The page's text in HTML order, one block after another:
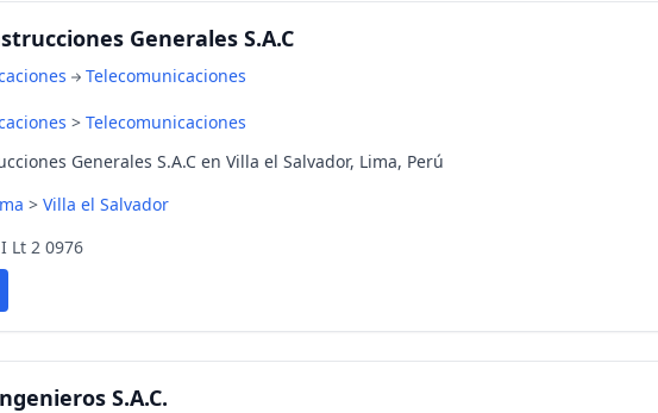
Generales S.A.C
Telecomunicaciones
> Telecomunicaciones
Generales S.A.C en Villa el Salvador, Lima, Perú
> Villa el Salvador
Lt 2 0976
S.A.C.